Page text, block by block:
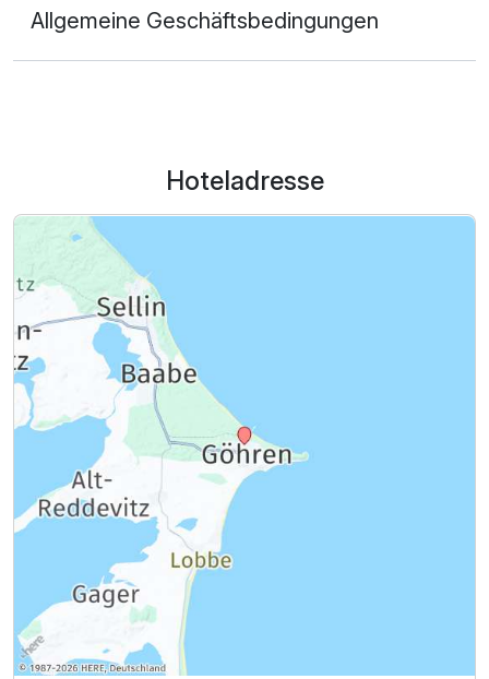
Allgemeine Geschäftsbedingungen
Hoteladresse